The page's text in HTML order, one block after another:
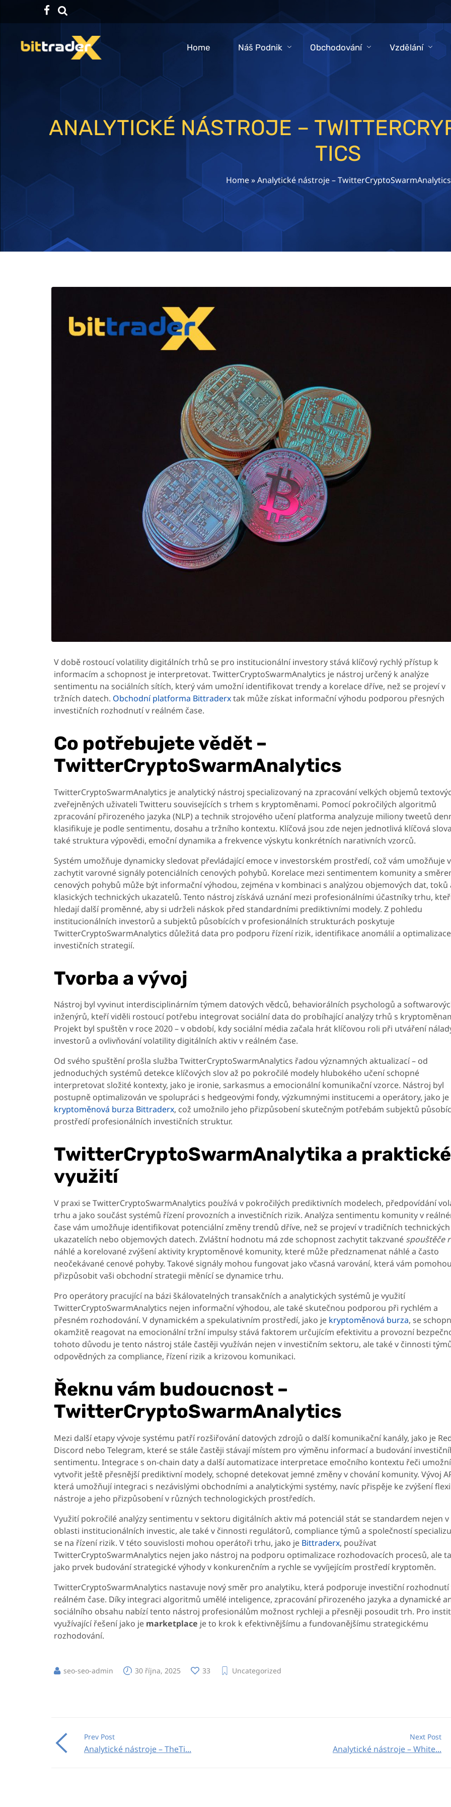
Facebook
TikTok
Home Náš Podnik Obchodování Vzdělání
ANALYTICKÉ NÁSTROJE –
TICS
Home»Analytické nástroje – TwitterCryptoSwarmAnalytics
V době rostoucí volatility digitálních trhů se pro institucionální investory stává klíčový rychlý přístup k
informacím a schopnost je interpretovat. TwitterCryptoSwarmAnalytics je nástroj určený k analýze
sentimentu na sociálních sítích, který vám umožní identifikovat trendy a korelace dříve, než se projeví v
tržních datech. Obchodní platforma Bittraderxtak může získat informační výhodu podporou přesných
investičních rozhodnutí v reálném čase.
Co potřebujete vědět –
TwitterCryptoSwarmAnalytics
TwitterCryptoSwarmAnalytics je analytický nástroj specializovaný na zpracování velkých objemů
zveřejněných uživateli Twitteru souvisejících s trhem s kryptoměnami. Pomocí pokročilých algoritmů
zpracování přirozeného jazyka (NLP) a technik strojového učení platforma analyzuje miliony tweetů
klasifikuje je podle sentimentu, dosahu a tržního kontextu. Klíčová jsou zde nejen jednotlivá klíčová
také struktura výpovědi, emoční dynamika a frekvence výskytu konkrétních narativních vzorců.
Systém umožňuje dynamicky sledovat převládající emoce v investorském prostředí, což vám umožňuje
zachytit varovné signály potenciálních cenových pohybů. Korelace mezi sentimentem komunity a
cenových pohybů může být informační výhodou, zejména v kombinaci s analýzou objemových dat, toků
klasických technických ukazatelů. Tento nástroj získává uznání mezi profesionálními účastníky trhu,
hledají další proměnné, aby si udrželi náskok před standardními prediktivními modely. Z pohledu
institucionálních investorů a subjektů působících v profesionálních strukturách poskytuje
TwitterCryptoSwarmAnalytics důležitá data pro podporu řízení rizik, identifikace anomálií a optimalizace
investičních strategií.
Tvorba a vývoj
Nástroj byl vyvinut interdisciplinárním týmem datových vědců, behaviorálních psychologů a
inženýrů, kteří viděli rostoucí potřebu integrovat sociální data do probíhající analýzy trhů s
Projekt byl spuštěn v roce 2020 – v období, kdy sociální média začala hrát klíčovou roli při utváření
investorů a ovlivňování volatility digitálních aktiv v reálném čase.
Od svého spuštění prošla služba TwitterCryptoSwarmAnalytics řadou významných aktualizací – od
jednoduchých systémů detekce klíčových slov až po pokročilé modely hlubokého učení schopné
interpretovat složité kontexty, jako je ironie, sarkasmus a emocionální komunikační vzorce. Nástroj byl
postupně optimalizován ve spolupráci s hedgeovými fondy, výzkumnými institucemi a operátory, jako je
kryptoměnová burza Bittraderx, což umožnilo jeho přizpůsobení skutečným potřebám subjektů
prostředí profesionálních investičních struktur.
TwitterCryptoSwarmAnalytika a praktické
využití
V praxi se TwitterCryptoSwarmAnalytics používá v pokročilých prediktivních modelech, předpovídání
trhu a jako součást systémů řízení provozních a investičních rizik. Analýza sentimentu komunity v
čase vám umožňuje identifikovat potenciální změny trendů dříve, než se projeví v tradičních technických
ukazatelích nebo objemových datech. Zvláštní hodnotu má zde schopnost zachytit takzvané spouštěče
náhlé a korelované zvýšení aktivity kryptoměnové komunity, které může předznamenat náhlé a často
neočekávané cenové pohyby. Takové signály mohou fungovat jako včasná varování, která vám pomohou
přizpůsobit vaši obchodní strategii měnící se dynamice trhu.
Pro operátory pracující na bázi škálovatelných transakčních a analytických systémů je využití
TwitterCryptoSwarmAnalytics nejen informační výhodou, ale také skutečnou podporou při rychlém a
přesném rozhodování. V dynamickém a spekulativním prostředí, jako je kryptoměnová burza, se
okamžitě reagovat na emocionální tržní impulsy stává faktorem určujícím efektivitu a provozní
tohoto důvodu je tento nástroj stále častěji využíván nejen v investičním sektoru, ale také v činnosti
odpovědných za compliance, řízení rizik a krizovou komunikaci.
Řeknu vám budoucnost –
TwitterCryptoSwarmAnalytics
Mezi další etapy vývoje systému patří rozšiřování datových zdrojů o další komunikační kanály, jako je
Discord nebo Telegram, které se stále častěji stávají místem pro výměnu informací a budování
sentimentu. Integrace s on-chain daty a další automatizace interpretace emočního kontextu řeči umožní
vytvořit ještě přesnější prediktivní modely, schopné detekovat jemné změny v chování komunity. Vývoj
která umožňují integraci s nezávislými obchodními a analytickými systémy, navíc přispěje ke zvýšení
nástroje a jeho přizpůsobení v různých technologických prostředích.
Využití pokročilé analýzy sentimentu v sektoru digitálních aktiv má potenciál stát se standardem nejen v
oblasti institucionálních investic, ale také v činnosti regulátorů, compliance týmů a společností
se na řízení rizik. V této souvislosti mohou operátoři trhu, jako je Bittraderx, používat
TwitterCryptoSwarmAnalytics nejen jako nástroj na podporu optimalizace rozhodovacích procesů, ale
jako prvek budování strategické výhody v konkurenčním a rychle se vyvíjejícím prostředí kryptoměn.
TwitterCryptoSwarmAnalytics nastavuje nový směr pro analytiku, která podporuje investiční rozhodnutí
reálném čase. Díky integraci algoritmů umělé inteligence, zpracování přirozeného jazyka a dynamické
sociálního obsahu nabízí tento nástroj profesionálům možnost rychleji a přesněji posoudit trh. Pro
využívající řešení jako je marketplace je to krok k efektivnějšímu a fundovanějšímu strategickému
rozhodování.
seo-seo-admin 30 října, 2025 33 Uncategorized
Prev Post
Analytické nástroje – TheTi...
Next Post
Analytické nástroje – White...